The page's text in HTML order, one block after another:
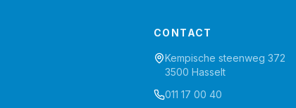
CONTACT
Kempische steenweg 372
3500 Hasselt
011 17 00 40